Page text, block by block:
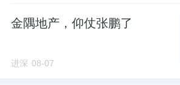
金隅地产，仰仗张鹏了
进深 08-07